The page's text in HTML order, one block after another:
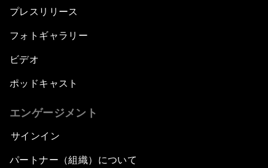
プレスリリース
フォトギャラリー
ビデオ
ポッドキャスト
エンゲージメント
サインイン
パートナー（組織）について